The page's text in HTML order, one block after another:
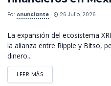
Por Anunciante 26 Julio, 2026
La expansión del ecosistema
la alianza entre Ripple y Bitso,
dinero...
LEER MÁS